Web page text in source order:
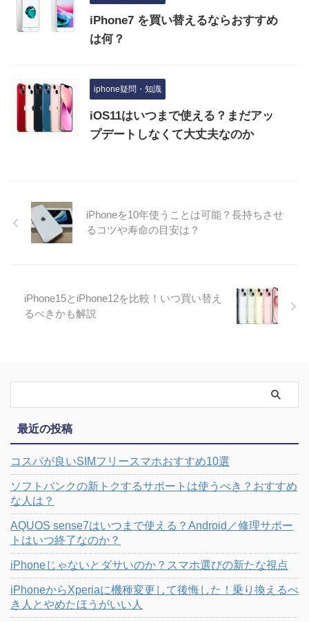
iPhone7 を買い替えるならおすすめ
は何？
iphone疑問・知識
iOS11はいつまで使える？まだアッ
プデートしなくて大丈夫なのか
iPhoneを10年使うことは可能？長持ちさせ
るコツや寿命の目安は？
iPhone15とiPhone12を比較！いつ買い替え
るべきかも解説
最近の投稿
コスパが良いSIMフリースマホおすすめ10選
ソフトバンクの新トクするサポートは使うべき？おすすめ
な人は？
AQUOS sense7はいつまで使える？Android／修理サポー
トはいつ終了なのか？
iPhoneじゃないとダサいのか？スマホ選びの新たな視点
iPhoneからXperiaに機種変更して後悔した！乗り換えるべ
き人とやめたほうがいい人